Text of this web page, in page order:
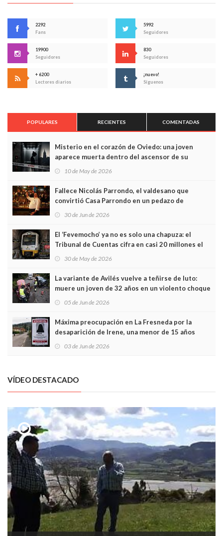
2292
Fans
5992
Seguidores
19900
Seguidores
830
Seguidores
+ 6200
Lectores diarios
¡nuevo!
Síguenos
POPULARES RECIENTES COMENTADAS
Misterio en el corazón de Oviedo: una joven
aparece muerta dentro del ascensor de su
10 de May de 2026
Fallece Nicolás Parrondo, el valdesano que
convirtió Casa Parrondo en un pedazo de
30 de Jun de 2026
El ‘Fevemocho’ ya no es solo una chapuza: el
Tribunal de Cuentas cifra en casi 20 millones el
30 de May de 2026
La variante de Avilés vuelve a teñirse de luto:
muere un joven de 32 años en un violento choque
05 de Jun de 2026
Máxima preocupación en La Fresneda por la
desaparición de Irene, una menor de 15 años
03 de Jun de 2026
VÍDEO DESTACADO